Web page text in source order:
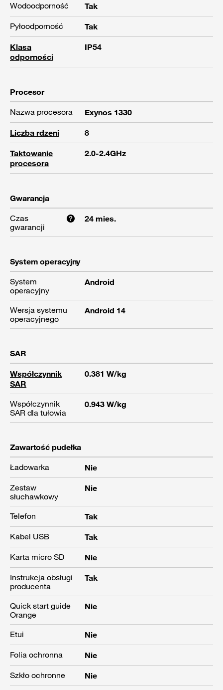
Wodoodporność
Tak
Pyłoodporność
Tak
Klasa
odporności
IP54
Procesor
Nazwa procesora
Exynos 1330
Liczba rdzeni 8
Taktowanie
procesora
2.0-2.4GHz
Gwarancja
Czas
gwarancji
24 mies.
System operacyjny
System
operacyjny
Android
Wersja systemu
operacyjnego
Android 14
SAR
Współczynnik
SAR
0.381 W/kg
Współczynnik
SAR dla tułowia
0.943 W/kg
Zawartość pudełka
Ładowarka
Nie
Zestaw
słuchawkowy
Nie
Telefon
Tak
Kabel USB
Tak
Karta micro SD
Nie
Instrukcja obsługi
producenta
Tak
Quick start guide
Orange
Nie
Etui
Nie
Folia ochronna
Nie
Szkło ochronne
Nie